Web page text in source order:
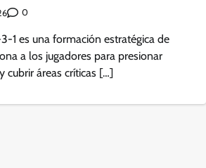
0
1 es una formación estratégica de
a los jugadores para presionar
cubrir áreas críticas […]